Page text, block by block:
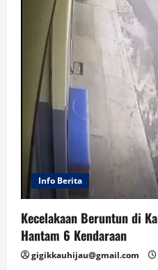
Info Berita
Kecelakaan Beruntun di
Hantam 6 Kendaraan
gigikkauhijau@gmail.com